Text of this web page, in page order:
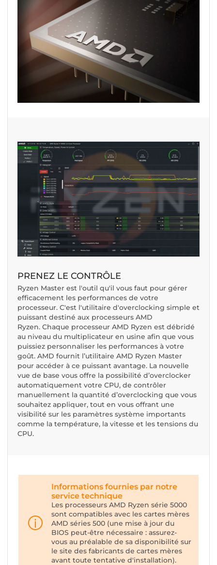
PRENEZ LE CONTRÔLE
Ryzen Master est l'outil qu'il vous faut pour gérer
efficacement les performances de votre
processeur. C'est l'utilitaire d'overclocking simple et
puissant destiné aux processeurs AMD
Ryzen. Chaque processeur AMD Ryzen est débridé
au niveau du multiplicateur en usine afin que vous
puissiez personnaliser les performances à votre
goût. AMD fournit l’utilitaire AMD Ryzen Master
pour accéder à ce puissant avantage. La nouvelle
vue de base vous offre la possibilité d’overclocker
automatiquement votre CPU, de contrôler
manuellement la quantité d’overclocking que vous
souhaitez appliquer, tout en vous offrant une
visibilité sur les paramètres système importants
comme la température, la vitesse et les tensions du
CPU.
Informations fournies par notre
service technique
Les processeurs AMD Ryzen série 5000
sont compatibles avec les cartes mères
AMD séries 500 (une mise à jour du
BIOS peut-être nécessaire : assurez-
vous au préalable de sa disponibilité sur
le site des fabricants de cartes mères
avant toute tentative d'installation).